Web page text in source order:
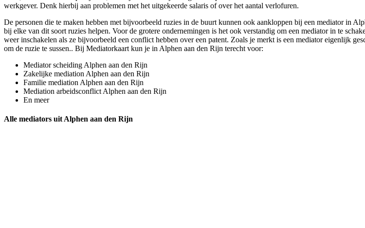
werkgever. Denk hierbij aan problemen met het uitgekeerde salaris of over het aantal verlofuren.
De personen die te maken hebben met bijvoorbeeld ruzies in de buurt kunnen ook aankloppen bij een mediator in
bij elke van dit soort ruzies helpen. Voor de grotere ondernemingen is het ook verstandig om een mediator in te
weer inschakelen als ze bijvoorbeeld een conflict hebben over een patent. Zoals je merkt is een mediator eigenlijk
om de ruzie te sussen.. Bij Mediatorkaart kun je in Alphen aan den Rijn terecht voor:
Mediator scheiding Alphen aan den Rijn
Zakelijke mediation Alphen aan den Rijn
Familie mediation Alphen aan den Rijn
Mediation arbeidsconflict Alphen aan den Rijn
En meer
Alle mediators uit Alphen aan den Rijn